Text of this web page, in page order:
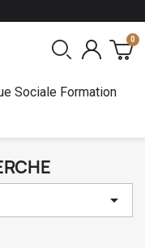
Sociale Formation
